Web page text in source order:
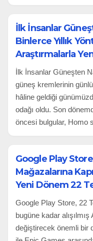
İlk İnsanlar
Binlerce Yıllık
Araştırmalarla
İlk İnsanlar Güneşten
güneş kremlerinin
hâline geldiği
odağı oldu. Son
öncesi bulgular, Homo
Google Play
Mağazalarına
Yeni Dönem 22
Google Play Store, 22
bugüne kadar
değiştirecek önemli bir